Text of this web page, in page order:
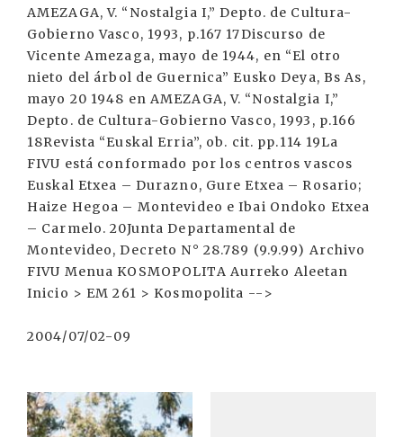
AMEZAGA, V. “Nostalgia I,” Depto. de Cultura-
Gobierno Vasco, 1993, p.167 17Discurso de
Vicente Amezaga, mayo de 1944, en “El otro
nieto del árbol de Guernica” Eusko Deya, Bs As,
mayo 20 1948 en AMEZAGA, V. “Nostalgia I,”
Depto. de Cultura-Gobierno Vasco, 1993, p.166
18Revista “Euskal Erria”, ob. cit. pp.114 19La
FIVU está conformado por los centros vascos
Euskal Etxea – Durazno, Gure Etxea – Rosario;
Haize Hegoa – Montevideo e Ibai Ondoko Etxea
– Carmelo. 20Junta Departamental de
Montevideo, Decreto N° 28.789 (9.9.99) Archivo
FIVU Menua KOSMOPOLITA Aurreko Aleetan
Inicio > EM 261 > Kosmopolita -->
2004/07/02-09